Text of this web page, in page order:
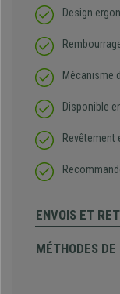
Design
Mécanisme
Disponible
Revêtement
ENVOIS ET
MÉTHODES